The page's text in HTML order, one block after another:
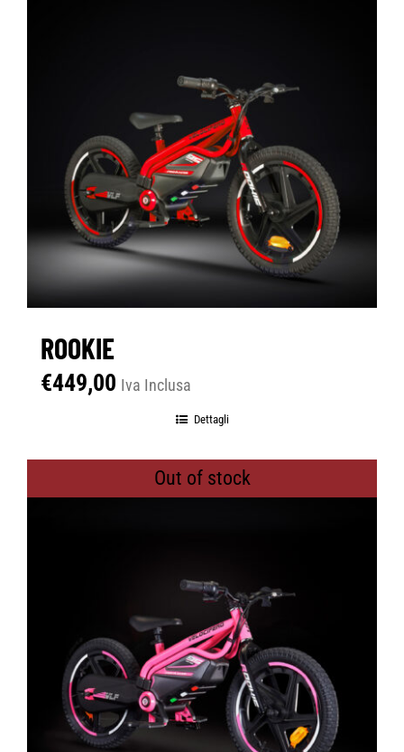
ROOKIE
€449,00 Iva Inclusa
Dettagli
Out of stock